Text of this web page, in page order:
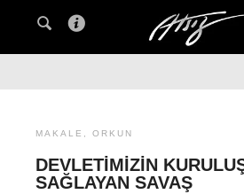
MAKALE , ORKUN
DEVLETIMIZIN
SAĞLAYAN SAVAŞ